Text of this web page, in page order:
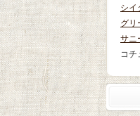
シイ
グリ
サニ
コチ